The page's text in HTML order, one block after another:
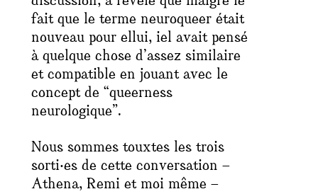
fait que le terme neuroqueer était
nouveau pour ellui, iel avait pensé
à quelque chose d’assez similaire
et compatible en jouant avec le
concept de “queerness
neurologique”.
Nous sommes touxtes les trois
sorti‧es de cette conversation –
Athena, Remi et moi même –